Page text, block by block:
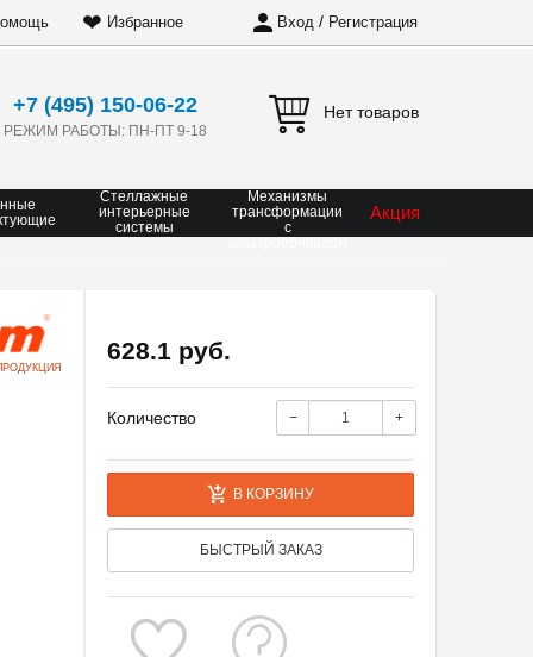
❤ Избранное Вход / Регистрация
+7 (495) 150-06-22
РЕЖИМ РАБОТЫ: ПН-ПТ 9-18
Нет товаров
Стеллажные
интерьерные
системы
Механизмы
трансформации
с
Акция
628.1 руб.
Количество − +
В КОРЗИНУ
БЫСТРЫЙ ЗАКАЗ